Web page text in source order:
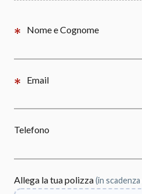
Nome e Cognome
Email
Telefono
Allega la tua polizza(in